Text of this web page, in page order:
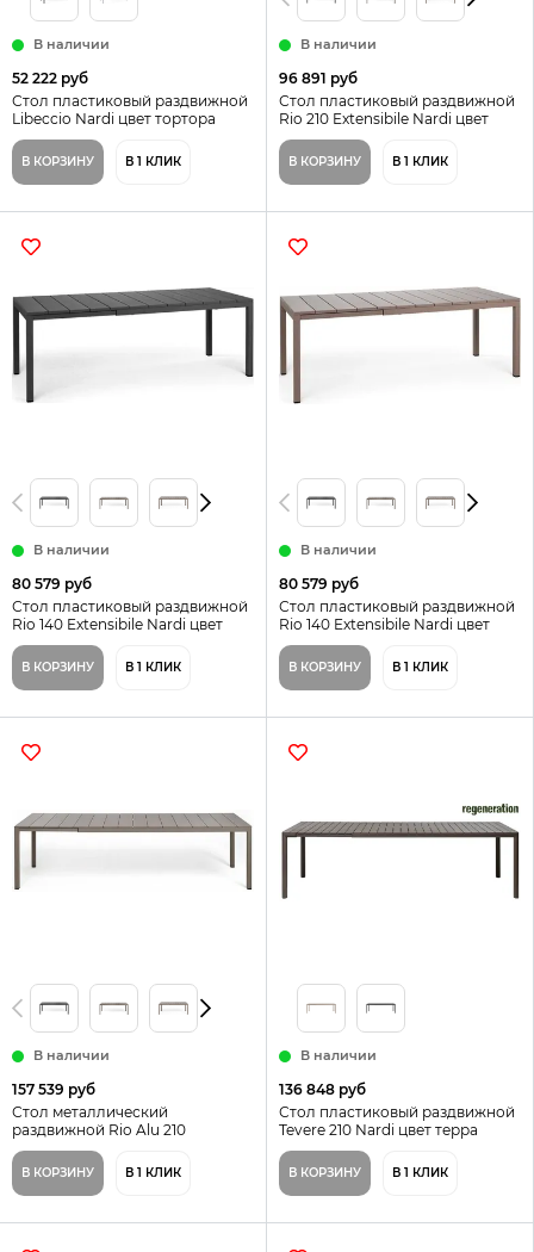
В наличии
52 222 руб
Стол пластиковый раздвижной
Libeccio Nardi цвет тортора
В КОРЗИНУ В 1 КЛИК
В наличии
96 891 руб
Стол пластиковый раздвижной
Rio 210 Extensibile Nardi цвет
тортора
В КОРЗИНУ В 1 КЛИК
В наличии
80 579 руб
Стол пластиковый раздвижной
Rio 140 Extensibile Nardi цвет
антрацит
В КОРЗИНУ В 1 КЛИК
В наличии
80 579 руб
Стол пластиковый раздвижной
Rio 140 Extensibile Nardi цвет
тортора
В КОРЗИНУ В 1 КЛИК
В наличии
157 539 руб
Стол металлический
раздвижной Rio Alu 210
Extensibile Nardi цвет тортора
В КОРЗИНУ В 1 КЛИК
В наличии
136 848 руб
Стол пластиковый раздвижной
Tevere 210 Nardi цвет терра
В КОРЗИНУ В 1 КЛИК